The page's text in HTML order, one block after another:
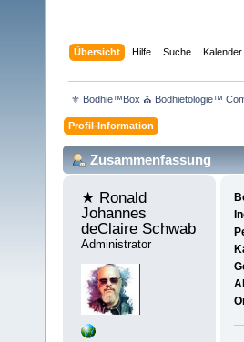
Übersicht Hilfe Suche Kalender
⚜ Bodhie™Box ⛪ Bodhietologie™
Profil-Information
Zusammenfassung
★ Ronald
Johannes
deClaire Schwab
Administrator